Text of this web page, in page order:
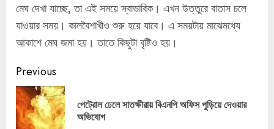
মেঘ দেখা যাচ্ছে, তা এই সময়ে স্বাভাবিক। এখন উত্তুরে বাতাস চলে
যাওয়ার সময়। কালবৈশাখীও শুরু হয়ে যাবে। এ সময়টায় মাঝেমধ্যে
আকাশে মেঘ জমা হয়। তাতে কিছুটা বৃষ্টিও হয়।
Continue
Reading
Previous
পেট্রোল ঢেলে সাতক্ষীরায় বিএনপি অফিস পুড়িয়ে দেওয়ার
অভিযোগ